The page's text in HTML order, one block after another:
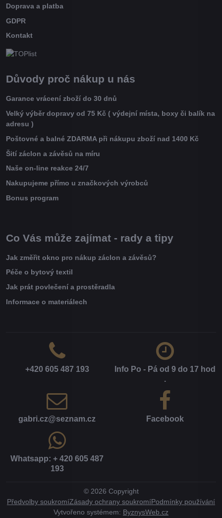
Doprava a platba
GDPR
Kontakt
Důvody proč nákup u nás
Garance vrácení zboží do 30 dnů
Velký výběr dopravy od 75 Kč ( výdejní místa, boxy či balík na
adresu )
Poštovné a balné ZDARMA při nákupu zboží nad 1400 Kč
Šití záclon a závěsů na míru
Naše on-line reakce 24/7
Nakupujeme přímo u značkových výrobců
Bonus program
Co Vás může zajímat - rady a tipy
Jak změřit okno pro nákup záclon a závěsů?
Péče o bytový textil
Jak prát povlečení a prostěradla
Informace o materiálech
+420 605 487 193
Info Po - Pá od 9 do 17 hod​
.
gabri​.cz​@seznam​.cz Facebook
Whatsapp: + 420 605 487
193
© 2026 Copyright
Předvolby soukromíZásady ochrany soukromíPodmínky používání
Vytvořeno systémem: ByznysWeb.cz